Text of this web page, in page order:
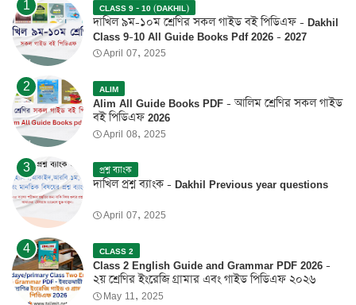
CLASS 9 - 10 (DAKHIL)
দাখিল ৯ম-১০ম শ্রেণির সকল গাইড বই পিডিএফ - Dakhil
Class 9-10 All Guide Books Pdf 2026 - 2027
April 07, 2025
ALIM
Alim All Guide Books PDF - আলিম শ্রেণির সকল গাইড
বই পিডিএফ 2026
April 08, 2025
প্রশ্ন ব্যাংক
দাখিল প্রশ্ন ব্যাংক - Dakhil Previous year questions
April 07, 2025
CLASS 2
Class 2 English Guide and Grammar PDF 2026 -
২য় শ্রেণির ইংরেজি গ্রামার এবং গাইড পিডিএফ ২০২৬
May 11, 2025